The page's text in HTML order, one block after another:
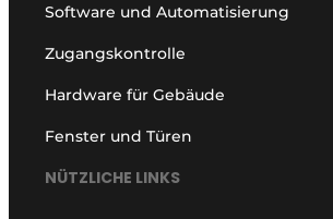
Software und Automatisierung
Zugangskontrolle
Hardware für Gebäude
Fenster und Türen
NÜTZLICHE LINKS